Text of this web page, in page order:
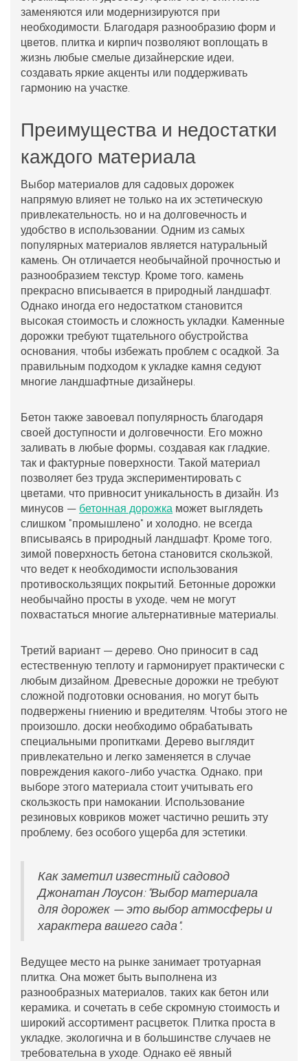
заменяются или модернизируются при
необходимости. Благодаря разнообразию форм и
цветов, плитка и кирпич позволяют воплощать в
жизнь любые смелые дизайнерские идеи,
создавать яркие акценты или поддерживать
гармонию на участке.
Преимущества и недостатки
каждого материала
Выбор материалов для садовых дорожек
напрямую влияет не только на их эстетическую
привлекательность, но и на долговечность и
удобство в использовании. Одним из самых
популярных материалов является натуральный
камень. Он отличается необычайной прочностью и
разнообразием текстур. Кроме того, камень
прекрасно вписывается в природный ландшафт.
Однако иногда его недостатком становится
высокая стоимость и сложность укладки. Каменные
дорожки требуют тщательного обустройства
основания, чтобы избежать проблем с осадкой. За
правильным подходом к укладке камня седуют
многие ландшафтные дизайнеры.
Бетон также завоевал популярность благодаря
своей доступности и долговечности. Его можно
заливать в любые формы, создавая как гладкие,
так и фактурные поверхности. Такой материал
позволяет без труда экспериментировать с
цветами, что привносит уникальность в дизайн. Из
минусов — бетонная дорожка может выглядеть
слишком "промышлено" и холодно, не всегда
вписываясь в природный ландшафт. Кроме того,
зимой поверхность бетона становится скользкой,
что ведет к необходимости использования
противоскользящих покрытий. Бетонные дорожки
необычайно просты в уходе, чем не могут
похвастаться многие альтернативные материалы.
Третий вариант — дерево. Оно приносит в сад
естественную теплоту и гармонирует практически с
любым дизайном. Древесные дорожки не требуют
сложной подготовки основания, но могут быть
подвержены гниению и вредителям. Чтобы этого не
произошло, доски необходимо обрабатывать
специальными пропитками. Дерево выглядит
привлекательно и легко заменяется в случае
повреждения какого-либо участка. Однако, при
выборе этого материала стоит учитывать его
скользкость при намокании. Использование
резиновых ковриков может частично решить эту
проблему, без особого ущерба для эстетики.
Как заметил известный садовод
Джонатан Лоусон: "Выбор материала
для дорожек — это выбор атмосферы и
характера вашего сада".
Ведущее место на рынке занимает тротуарная
плитка. Она может быть выполнена из
разнообразных материалов, таких как бетон или
керамика, и сочетать в себе скромную стоимость и
широкий ассортимент расцветок. Плитка проста в
укладке, экологична и в большинстве случаев не
требовательна в уходе. Однако её явный